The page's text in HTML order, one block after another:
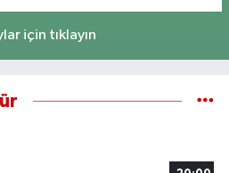
için tıklayın